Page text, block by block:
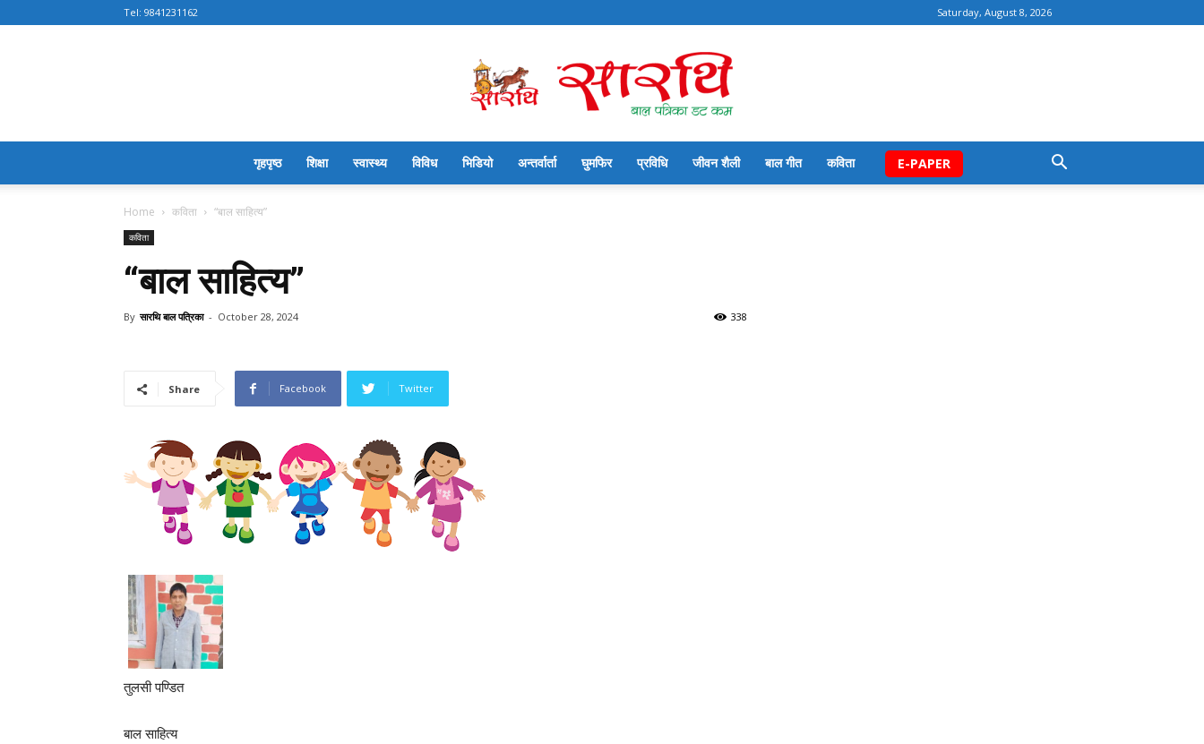
Saturday, August 8, 2026
Tel: 9841231162
गृहपृष्ठ शिक्षा स्वास्थ्य विविध भिडियो अन्तर्वार्ता घुमफिर प्रविधि जीवन शैली बाल गीत कविता E-PAPER
Home कविता “बाल साहित्य”
कविता
“बाल साहित्य”
By सारथि बाल पत्रिका - October 28, 2024 338
Share Facebook Twitter
तुलसी पण्डित
बाल साहित्य